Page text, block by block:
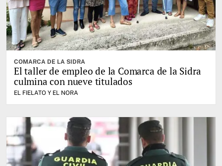
COMARCA DE LA SIDRA
El taller de empleo de la Comarca de la Sidra
culmina con nueve titulados
EL FIELATO Y EL NORA